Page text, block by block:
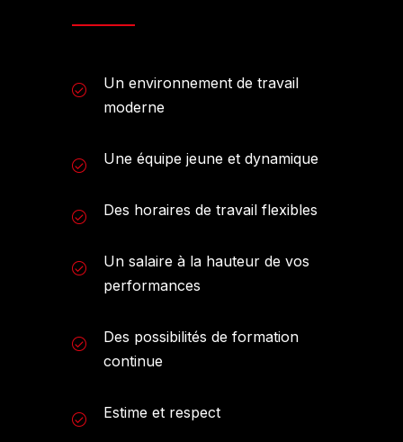
Un environnement de travail
moderne
Une équipe jeune et dynamique
Des horaires de travail flexibles
Un salaire à la hauteur de vos
performances
Des possibilités de formation
continue
Estime et respect